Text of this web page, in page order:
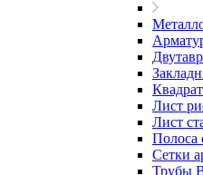
Двутавр
Лист
Лист
Полоса
Сетки
Трубы